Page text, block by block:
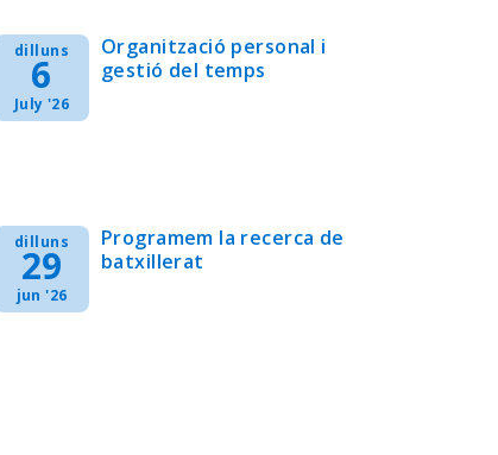
dilluns
6
July '26
Organització personal i
gestió del temps
dilluns
29
jun '26
Programem la recerca de
batxillerat